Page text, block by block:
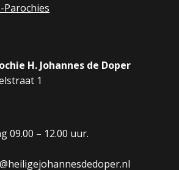
Parochies
H. Johannes de Doper
1
09.00 – 12.00 uur.